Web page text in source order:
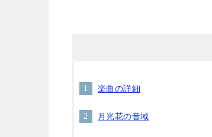
楽曲の詳細
月光花の音域